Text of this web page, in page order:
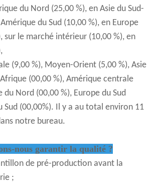
du Nord (25,00 %), en Asie du Sud-
du Sud (10,00 %), en Europe
sur le marché intérieur (10,00 %), en
(9,00 %), Moyen-Orient (5,00 %), Asie
(00,00 %), Amérique centrale
du Nord (00,00 %), Europe du Sud
Sud (00,00%). Il y a au total environ 11
notre bureau.
nous garantir la qualité ?
de pré-production avant la
;